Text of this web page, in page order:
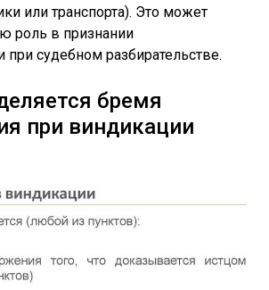
или транспорта). Это может
роль в признании
при судебном разбирательстве.
бремя
при виндикации